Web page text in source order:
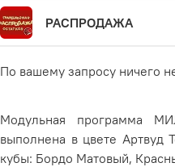
РАСПРОДАЖА
По вашему запросу ничего
Модульная программа
выполнена в цвете Артвуд
кубы: Бордо Матовый,